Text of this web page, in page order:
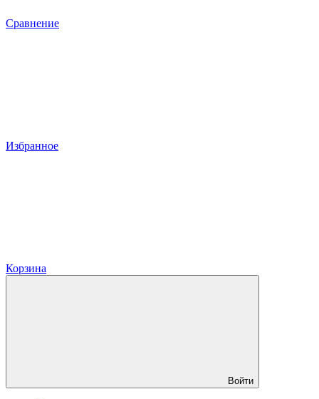
Сравнение
Избранное
Корзина
Войти